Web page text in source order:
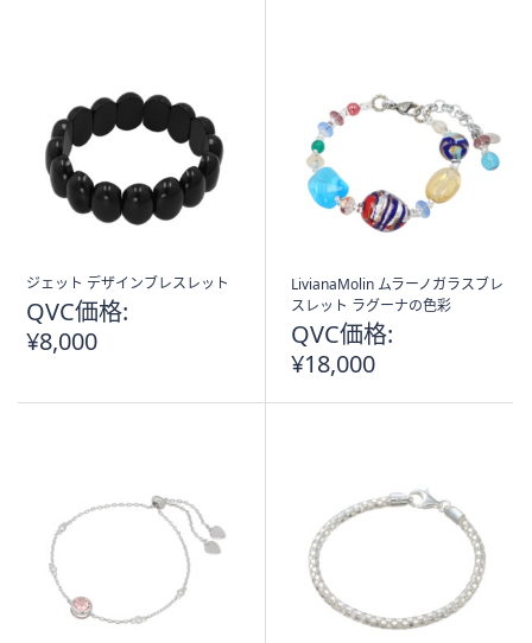
ジェット デザインブレスレット
QVC価格:
¥8,000
LivianaMolin ムラーノガラスブレ
スレット ラグーナの色彩
QVC価格:
¥18,000